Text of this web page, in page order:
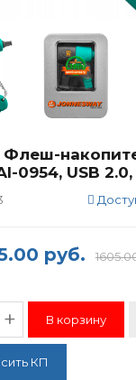
Флеш-
0954, USB 2.0,
руб.
+
КП